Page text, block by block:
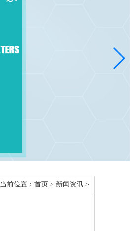
当前位置： 首页 > 新闻资讯 >